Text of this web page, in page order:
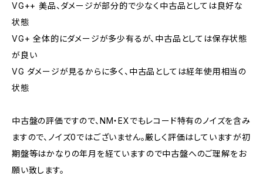
VG++ 美品、ダメージが部分的で少なく中古品としては良好な
状態
VG+ 全体的にダメージが多少有るが、中古品としては保存状態
が良い
VG ダメージが見るからに多く、中古品としては経年使用相当の
状態
中古盤の評価ですので、NM・EXでもレコード特有のノイズを含み
ますので、ノイズ0ではございません。厳しく評価はしていますが初
期盤等はかなりの年月を経ていますので中古盤へのご理解をお
願い致します。